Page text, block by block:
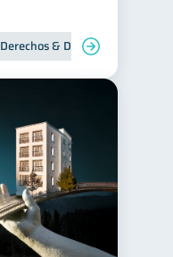
Derechos & Deberes